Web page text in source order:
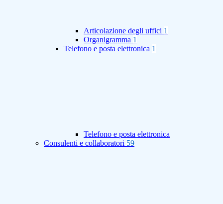
Articolazione degli uffici 1
Organigramma 1
Telefono e posta elettronica 1
Telefono e posta elettronica
Consulenti e collaboratori 59